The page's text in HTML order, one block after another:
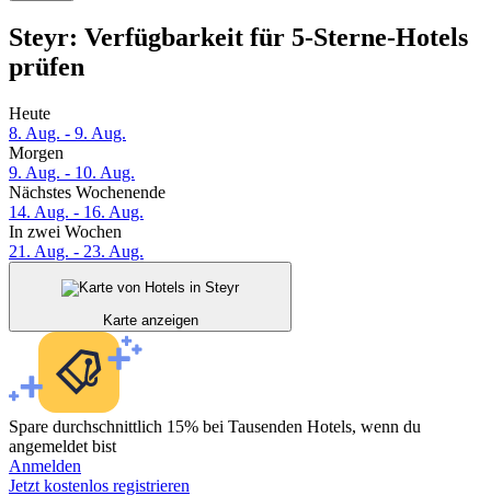
Steyr: Verfügbarkeit für 5-Sterne-Hotels
prüfen
Heute
8. Aug. - 9. Aug.
Morgen
9. Aug. - 10. Aug.
Nächstes Wochenende
14. Aug. - 16. Aug.
In zwei Wochen
21. Aug. - 23. Aug.
Karte anzeigen
Spare durchschnittlich 15% bei Tausenden Hotels, wenn du
angemeldet bist
Anmelden
Jetzt kostenlos registrieren